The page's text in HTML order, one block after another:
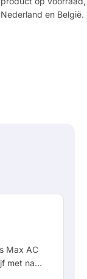
en België.
Max AC
met name